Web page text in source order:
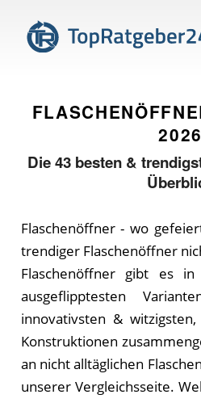
2026
Die43 besten &
Flaschenöffner - wo
trendiger Flaschenöffner
Flaschenöffner gibt es
ausgeflipptesten
innovativsten &
Konstruktionen
an nicht alltäglichen
unserer Vergleichsseite.